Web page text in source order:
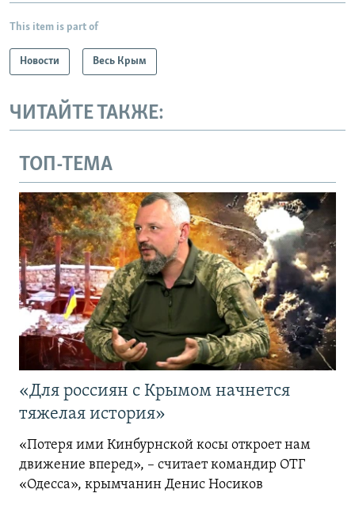
This item is part of
Новости Весь Крым
ЧИТАЙТЕ ТАКЖЕ:
ТОП-ТЕМА
«Для россиян с Крымом начнется
тяжелая история»
«Потеря ими Кинбурнской косы откроет нам
движение вперед», – считает командир ОТГ
«Одесса», крымчанин Денис Носиков